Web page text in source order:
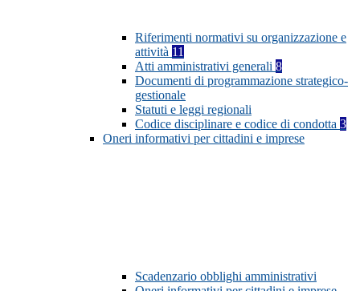
Riferimenti normativi su organizzazione e
attività 11
Atti amministrativi generali 8
Documenti di programmazione strategico-
gestionale
Statuti e leggi regionali
Codice disciplinare e codice di condotta 3
Oneri informativi per cittadini e imprese
Scadenzario obblighi amministrativi